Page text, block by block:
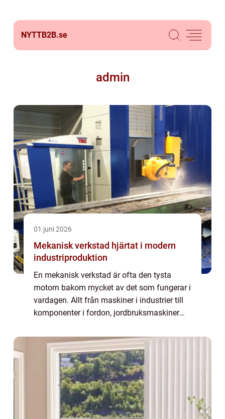
NYTTB2B.se
admin
01 juni 2026
Mekanisk verkstad hjärtat i modern
industriproduktion
En mekanisk verkstad är ofta den tysta
motorn bakom mycket av det som fungerar i
vardagen. Allt från maskiner i industrier till
komponenter i fordon, jordbruksmaskiner
gång genom en verkstad där metall formas,